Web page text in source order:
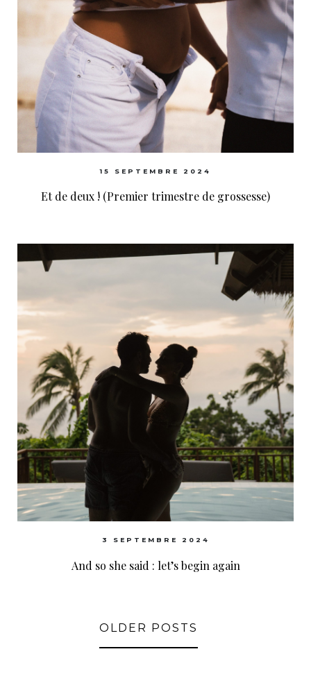
15 SEPTEMBRE 2024
Et de deux ! (Premier trimestre de grossesse)
3 SEPTEMBRE 2024
And so she said : let’s begin again
OLDER POSTS